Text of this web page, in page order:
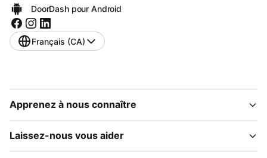
DoorDash pour Android
Français (CA)
Apprenez à nous connaître
Laissez-nous vous aider